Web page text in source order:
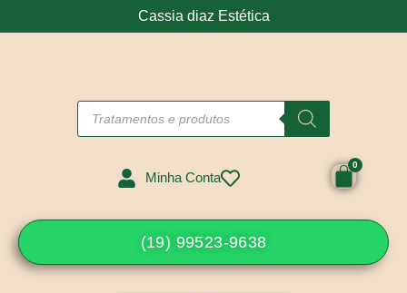
Cassia diaz Estética
Minha Conta
(19) 99523-9638